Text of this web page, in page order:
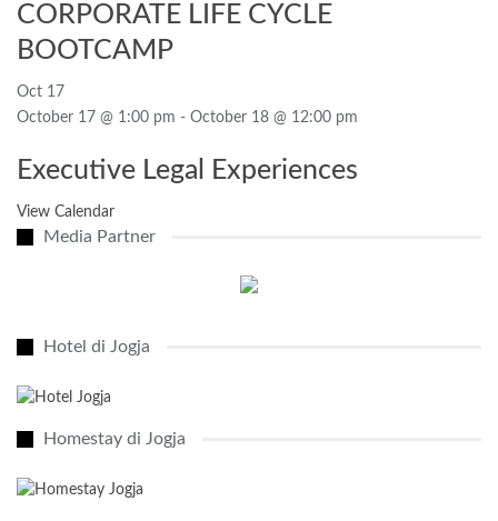
CORPORATE LIFE CYCLE
BOOTCAMP
Oct 17
October 17 @ 1:00 pm - October 18 @ 12:00 pm
Executive Legal Experiences
View Calendar
Media Partner
Hotel di Jogja
Homestay di Jogja